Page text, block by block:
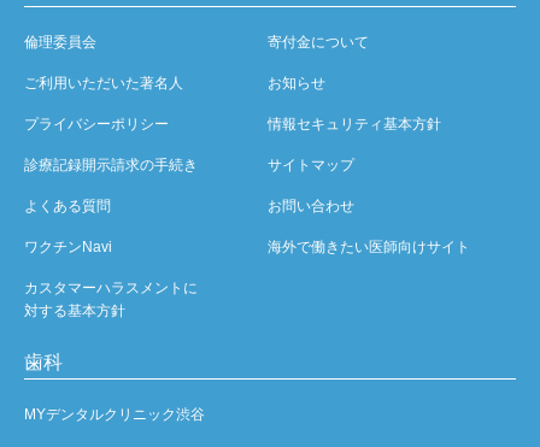
倫理委員会 寄付金について
ご利用いただいた著名人 お知らせ
プライバシーポリシー 情報セキュリティ基本方針
診療記録開示請求の手続き サイトマップ
よくある質問 お問い合わせ
ワクチンNavi 海外で働きたい医師向けサイト
カスタマーハラスメントに
対する基本方針
歯科
MYデンタルクリニック渋谷